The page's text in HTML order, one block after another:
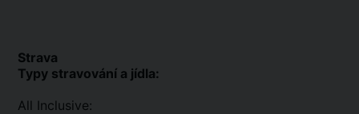
Strava
Typy stravování a jídla:
All Inclusive: